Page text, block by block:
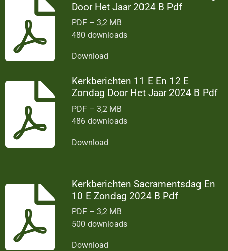
Door Het Jaar 2024 B Pdf
PDF – 3,2 MB
480 downloads
Download
Kerkberichten 11 E En 12 E
Zondag Door Het Jaar 2024 B Pdf
PDF – 3,2 MB
486 downloads
Download
Kerkberichten Sacramentsdag En
10 E Zondag 2024 B Pdf
PDF – 3,2 MB
500 downloads
Download